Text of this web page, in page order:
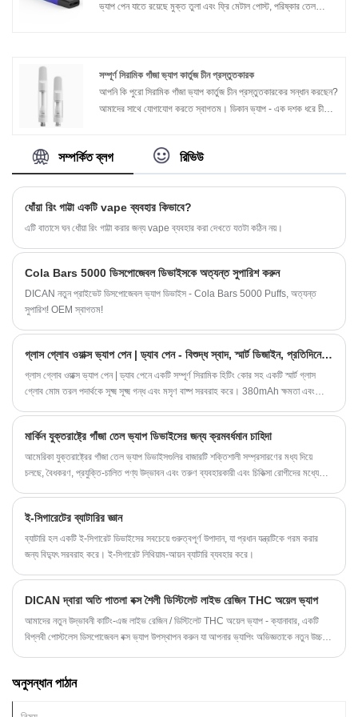
ভ্যাপ পেন যাতে রয়েছে মুক্ত তুলা এবং ফ্রি মেটাল পোস্ট, পরিষ্কার তেল
সম্পূর্ণ সিরামিক গাঁজা ভ্যাপ কার্তুজ চীন প্রস্তুতকারক
আপনি কি পুরো সিরামিক গাঁজা ভ্যাপ কার্তুজ চীন প্রস্তুতকারকের সন্ধান করছেন?
আমাদের সাথে যোগাযোগ করতে স্বাগতম। ডিকান ভ্যাপ - এক দশক ধরে চীনের
পরবর্তী স্তরে নিয়ে আসি।
সম্পর্কিত ব্লগ রিভিউ
ধোঁয়া রিং গাট্টা একটি vape ব্যবহার কিভাবে?
এটি বাতাসে ঘন ধোঁয়া রিং গাট্টা করার জন্য vape ব্যবহার করা দেখতে যতটা কঠিন নয়।
Cola Bars 5000 ডিসপোজেবল ডিভাইসকে অত্যন্ত সুপারিশ করুন
DICAN নতুন প্রাইভেট ডিসপোজেবল ভ্যাপ ডিভাইস - Cola Bars 5000 Puffs, অত্যন্ত
সুপারিশ! OEM স্বাগতম!
গ্লাস গ্লোব ওয়াক্স ভ্যাপ পেন | ড্যাব পেন - বিশুদ্ধ স্বাদ, স্মার্ট ডিজাইন, প্রতিদিনের সুবিধা
গ্লাস গ্লোব ওয়াক্স ভ্যাপ পেন | ড্যাব পেনে একটি সম্পূর্ণ সিরামিক হিটিং কোর সহ একটি স্মার্ট গ্লাস
গ্লোব মোম তরল পদার্থকে সূক্ষ্ম সূক্ষ্ম গন্ধ এবং মসৃণ বাষ্প সরবরাহ করে। 380mAh ক্ষমতা এবং
মার্কিন যুক্তরাষ্ট্রে গাঁজা তেল ভ্যাপ ডিভাইসের জন্য ক্রমবর্ধমান চাহিদা
আমেরিকা যুক্তরাষ্ট্রের গাঁজা তেল ভ্যাপ ডিভাইসগুলির বাজারটি শক্তিশালী সম্প্রসারণের মধ্য দিয়ে
চলছে, বৈধকরণ, প্রযুক্তি-চালিত পণ্য উদ্ভাবন এবং তরুণ ব্যবহারকারী এবং চিকিত্সা রোগীদের মধ্যে
ট্র্যাজেক্টোরি খুব ইতিবাচক থেকে যায়। ডিসপোজেবল কলম, প্রিমিয়াম ঘনত্ব এবং স্মার্ট ডিভাইস
ফর্ম্যাটগুলিতে বিভাগের বৃদ্ধি নির্মাতারা এবং খুচরা অপারেটরদের জন্য বাধ্য করার সুযোগগুলি উপস্থাপন
করে।
ই-সিগারেটের ব্যাটারির জ্ঞান
ব্যাটারি হল একটি ই-সিগারেট ডিভাইসের সবচেয়ে গুরুত্বপূর্ণ উপাদান, যা প্রধান যন্ত্রটিকে গরম করার
জন্য বিদ্যুৎ সরবরাহ করে। ই-সিগারেট লিথিয়াম-আয়ন ব্যাটারি ব্যবহার করে।
DICAN দ্বারা অতি পাতলা বক্স শৈলী ডিস্টিলেট লাইভ রেজিন THC অয়েল ভ্যাপ
আমাদের নতুন উদ্ভাবনী কাটিং-এজ লাইভ রেজিন / ডিস্টিলেট THC অয়েল ভ্যাপ - ক্যানাবার, একটি
বিপ্লবী পোস্টলেস ডিসপোজেবল বক্স ভ্যাপ উপস্থাপন করুন যা আপনার ভ্যাপিং অভিজ্ঞতাকে নতুন উচ্চতায়
অনুসন্ধান পাঠান